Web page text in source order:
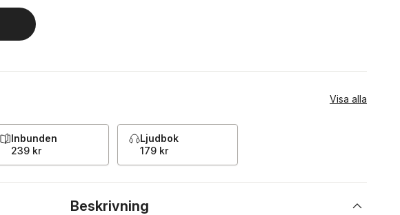
Visa alla
Inbunden
239 kr
Ljudbok
179 kr
Beskrivning